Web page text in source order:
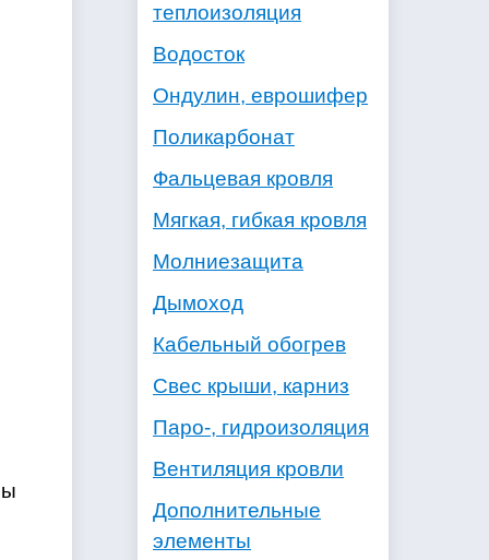
теплоизоляция
Водосток
Ондулин, еврошифер
Поликарбонат
Фальцевая кровля
Мягкая, гибкая кровля
Молниезащита
Дымоход
Кабельный обогрев
Свес крыши, карниз
Паро-, гидроизоляция
Вентиляция кровли
Дополнительные
элементы